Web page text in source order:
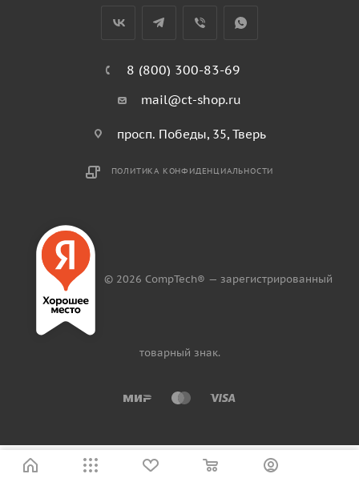
8 (800) 300-83-69
mail@ct-shop.ru
просп. Победы, 35, Тверь
ПОЛИТИКА КОНФИДЕНЦИАЛЬНОСТИ
© 2026 CompTech® — зарегистрированный
товарный знак.